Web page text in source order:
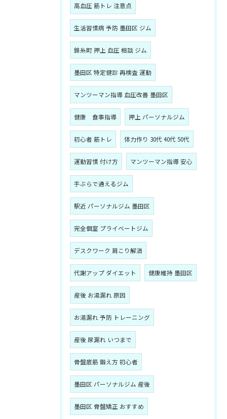
高血圧 筋トレ 注意点
生活習慣病 予防 墨田区 ジム
錦糸町 押上 血圧 相談 ジム
墨田区 特定健診 再検査 運動
マンツーマン指導 血圧改善 墨田区
健康 食事指導 押上 パーソナルジム
初心者 筋トレ 体力作り 30代 40代 50代
運動習慣 付け方 マンツーマン指導 安心
手ぶらで通えるジム
駅近 パーソナルジム 墨田区
完全個室 プライベートジム
デスクワーク 肩こり解消
代謝アップ ダイエット 健康維持 墨田区
産後 お湯漏れ 原因
お湯漏れ 予防 トレーニング
産後 尿漏れ いつまで
骨盤底筋 鍛え方 初心者
墨田区 パーソナルジム 産後
墨田区 骨盤矯正 おすすめ